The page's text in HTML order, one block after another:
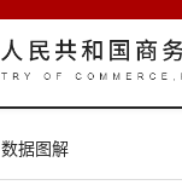
数据图解